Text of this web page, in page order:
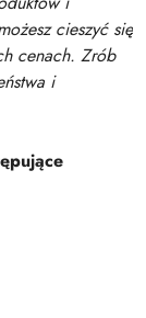
cieszyć się
cenach. Zrób
i